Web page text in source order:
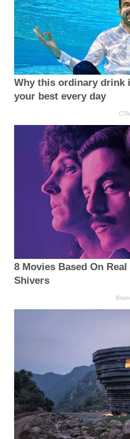
Why this ordinary drink
your best every day
8 Movies Based On
Shivers